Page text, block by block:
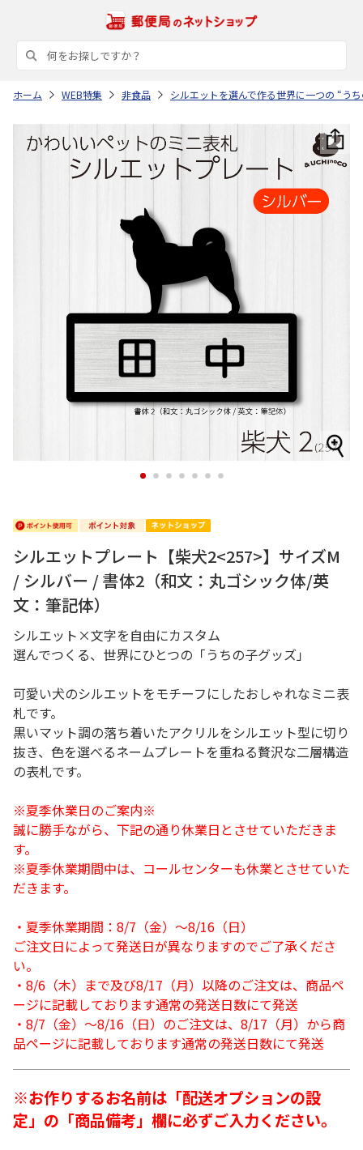
ホーム WEB特集 非食品 シルエットを選んで作る世界に一つの “う
1 2 3 4 5 6 7
シルエットプレート【柴犬2<257>】サイズM
/ シルバー / 書体2（和文：丸ゴシック体/英
文：筆記体）
シルエット×文字を自由にカスタム
選んでつくる、世界にひとつの「うちの子グッズ」
可愛い犬のシルエットをモチーフにしたおしゃれなミニ表
札です。
黒いマット調の落ち着いたアクリルをシルエット型に切り
抜き、色を選べるネームプレートを重ねる贅沢な二層構造
の表札です。
※夏季休業日のご案内※
誠に勝手ながら、下記の通り休業日とさせていただきま
す。
※夏季休業期間中は、コールセンターも休業とさせていた
だきます。
・夏季休業期間：8/7（金）～8/16（日）
ご注文日によって発送日が異なりますのでご了承くださ
い。
・8/6（木）まで及び8/17（月）以降のご注文は、商品ペ
ージに記載しております通常の発送日数にて発送
・8/7（金）～8/16（日）のご注文は、8/17（月）から商
品ページに記載しております通常の発送日数にて発送
※お作りするお名前は「配送オプションの設
定」の「商品備考」欄に必ずご入力ください。